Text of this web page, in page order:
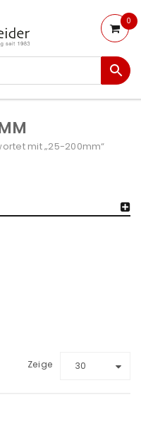
0
mit „25-200mm“
Zeige 30